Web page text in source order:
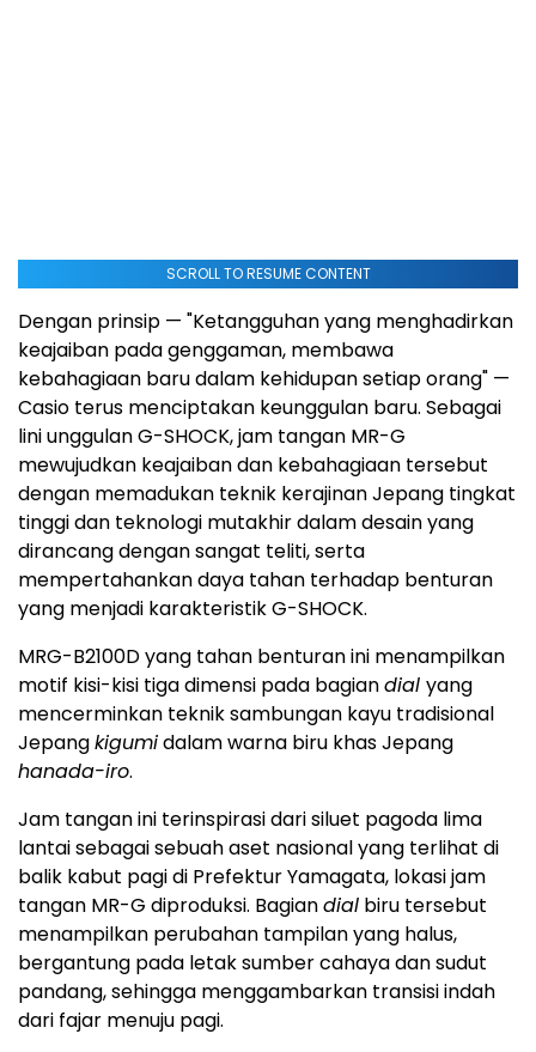
SCROLL TO RESUME CONTENT
Dengan prinsip — "Ketangguhan yang menghadirkan
keajaiban pada genggaman, membawa
kebahagiaan baru dalam kehidupan setiap orang" —
Casio terus menciptakan keunggulan baru. Sebagai
lini unggulan G-SHOCK, jam tangan MR-G
mewujudkan keajaiban dan kebahagiaan tersebut
dengan memadukan teknik kerajinan Jepang tingkat
tinggi dan teknologi mutakhir dalam desain yang
dirancang dengan sangat teliti, serta
mempertahankan daya tahan terhadap benturan
yang menjadi karakteristik G-SHOCK.
MRG-B2100D yang tahan benturan ini menampilkan
motif kisi-kisi tiga dimensi pada bagiandial yang
mencerminkan teknik sambungan kayu tradisional
Jepangkigumidalam warna biru khas Jepang
hanada-iro.
Jam tangan ini terinspirasi dari siluet pagoda lima
lantai sebagai sebuah aset nasional yang terlihat di
balik kabut pagi di Prefektur Yamagata, lokasi jam
tangan MR-G diproduksi. Bagiandial biru tersebut
menampilkan perubahan tampilan yang halus,
bergantung pada letak sumber cahaya dan sudut
pandang, sehingga menggambarkan transisi indah
dari fajar menuju pagi.